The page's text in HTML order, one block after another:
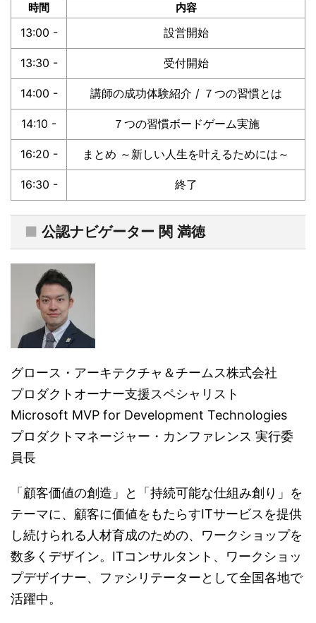
時間 内容
13:00 - 設営開始
13:30 - 受付開始
14:00 - 講師の成功体験紹介 / ７つの習慣とは
14:10 - ７つの習慣ボードゲーム実施
16:20 - まとめ ～新しい人生を叶えるためには～
16:30 - 終了
■ 公認ナビゲーター 関 満徳
グロース・アーキテクチャ＆チームス株式会社
プロダクトオーナー支援スペシャリスト
Microsoft MVP for Development Technologies
プロダクトマネージャー・カンファレンス 実行委
員長
「顧客価値の創造」と「持続可能な仕組み創り」を
テーマに、顧客に価値をもたらすITサービスを提供
し続けられる人材育成のための、ワークショップを
数多くデザイン。ITコンサルタント、ワークショッ
プデザイナー、ファシリテーターとして全国各地で
活躍中。